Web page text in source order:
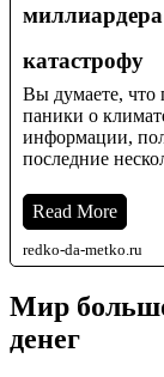
катастрофу
Вы думаете, что
паники о
информации,
последние
Read More
redko-da-metko.ru
Мир
денег